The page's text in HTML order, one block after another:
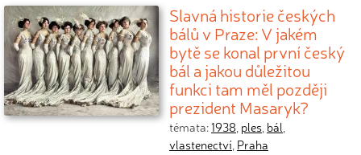
Slavná historie českých
bálů v Praze: V jakém
bytě se konal první český
bál a jakou důležitou
funkci tam měl později
prezident Masaryk?
témata:1938, ples, bál,
vlastenectví, Praha